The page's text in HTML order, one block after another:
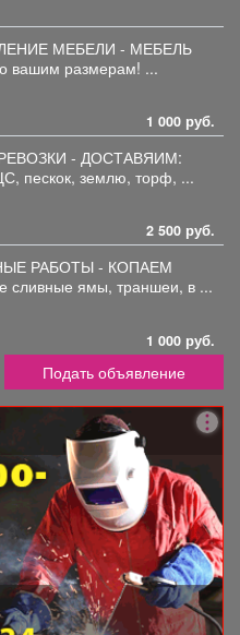
МЕБЕЛИ - МЕБЕЛЬ
вашим размерам! ...
1 000 руб.
- ДОСТАВЯИМ:
пескок, землю, торф, ...
2 500 руб.
РАБОТЫ - КОПАЕМ
сливные ямы, траншеи, в ...
1 000 руб.
Подать объявление